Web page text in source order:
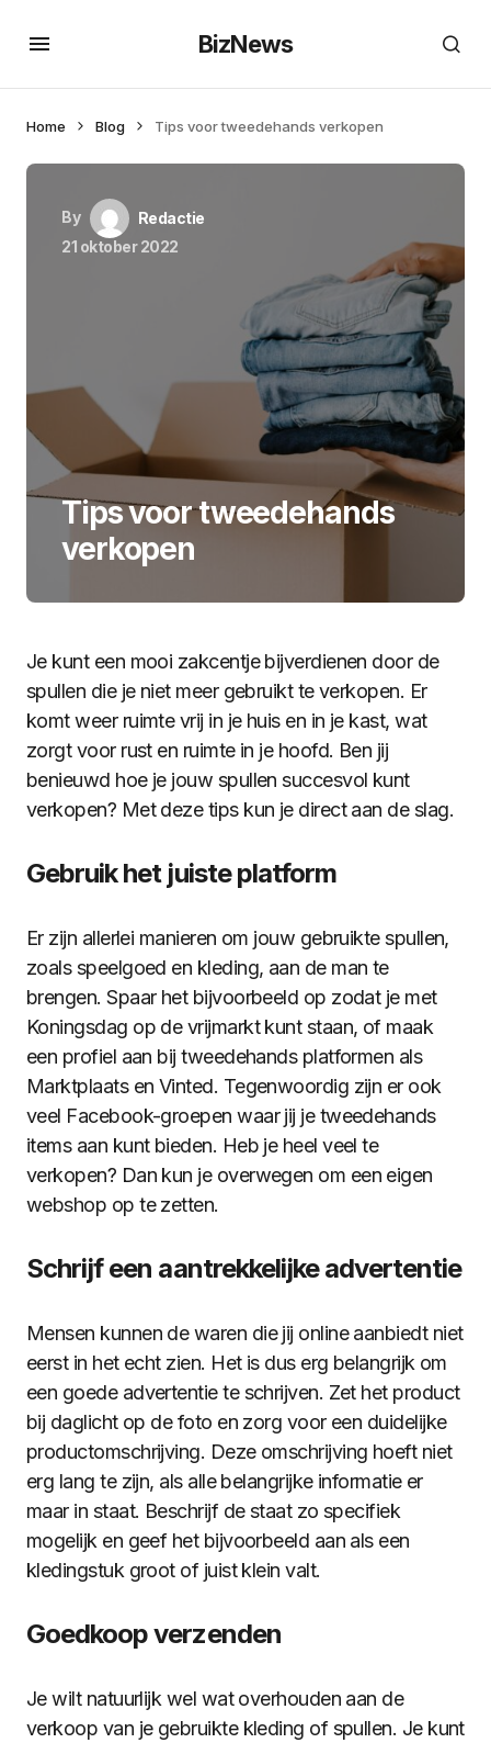
BizNews
Home Blog Tips voor tweedehands verkopen
By
Redactie
21 oktober 2022
Tips voor tweedehands
verkopen
Je kunt een mooi zakcentje bijverdienen door de
spullen die je niet meer gebruikt te verkopen. Er
komt weer ruimte vrij in je huis en in je kast, wat
zorgt voor rust en ruimte in je hoofd. Ben jij
benieuwd hoe je jouw spullen succesvol kunt
verkopen? Met deze tips kun je direct aan de slag.
Gebruik het juiste platform
Er zijn allerlei manieren om jouw gebruikte spullen,
zoals speelgoed en kleding, aan de man te
brengen. Spaar het bijvoorbeeld op zodat je met
Koningsdag op de vrijmarkt kunt staan, of maak
een profiel aan bij tweedehands platformen als
Marktplaats en Vinted. Tegenwoordig zijn er ook
veel Facebook-groepen waar jij je tweedehands
items aan kunt bieden. Heb je heel veel te
verkopen? Dan kun je overwegen om een eigen
webshop op te zetten.
Schrijf een aantrekkelijke advertentie
Mensen kunnen de waren die jij online aanbiedt niet
eerst in het echt zien. Het is dus erg belangrijk om
een goede advertentie te schrijven. Zet het product
bij daglicht op de foto en zorg voor een duidelijke
productomschrijving. Deze omschrijving hoeft niet
erg lang te zijn, als alle belangrijke informatie er
maar in staat. Beschrijf de staat zo specifiek
mogelijk en geef het bijvoorbeeld aan als een
kledingstuk groot of juist klein valt.
Goedkoop verzenden
Je wilt natuurlijk wel wat overhouden aan de
verkoop van je gebruikte kleding of spullen. Je kunt